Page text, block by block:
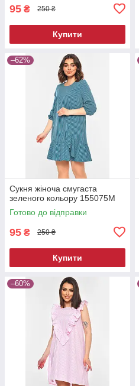
95 ₴ 250 ₴
Купити
–62%
Сукня жіноча смугаста
зеленого кольору 155075M
Готово до відправки
95 ₴ 250 ₴
Купити
–60%